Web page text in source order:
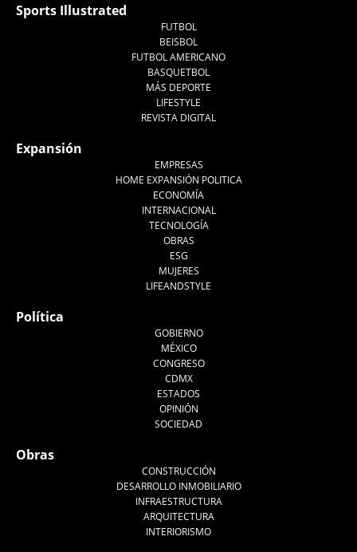
Sports Illustrated
FUTBOL
BEISBOL
FUTBOL AMERICANO
BASQUETBOL
MÁS DEPORTE
LIFESTYLE
REVISTA DIGITAL
Expansión
EMPRESAS
HOME EXPANSIÓN POLITICA
ECONOMÍA
INTERNACIONAL
TECNOLOGÍA
OBRAS
ESG
MUJERES
LIFEANDSTYLE
Política
GOBIERNO
MÉXICO
CONGRESO
CDMX
ESTADOS
OPINIÓN
SOCIEDAD
Obras
CONSTRUCCIÓN
DESARROLLO INMOBILIARIO
INFRAESTRUCTURA
ARQUITECTURA
INTERIORISMO